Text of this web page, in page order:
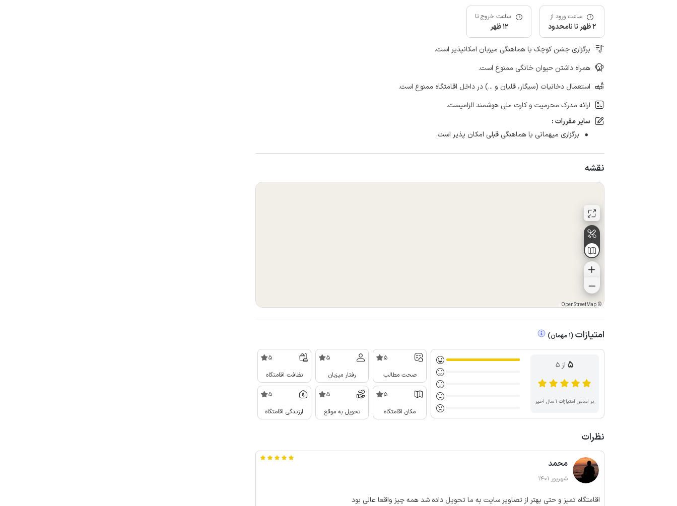
ساعت ورود از
2 ظهر تا نامحدود
ساعت خروج تا
12 ظهر
برگزاری جشن کوچک با هماهنگی میزبان امکانپذیر است.
همراه داشتن حیوان خانگی ممنوع است.
استعمال دخانیات (سیگار، قلیان و ...) در داخل اقامتگاه ممنوع است.
ارائه مدرک محرمیت و کارت ملی هوشمند الزامیست.
سایر مقررات :
برگزاری میهمانی با هماهنگی قبلی امکان پذیر است.
نقشه
©
OpenStreetMap
امتیازات (
1 مهمان)
5 از ۵
بر اساس امتیازات ۱ سال اخیر
5
صحت مطالب
5
رفتار میزبان
5
نظافت اقامتگاه
5
مکان اقامتگاه
5
تحویل به موقع
5
ارزندگی اقامتگاه
نظرات
محمد
شهریور 1401
اقامتگاه تمیز و حتی بهتر از تصاویر سایت به ما تحویل داده شد همه چیز واقعا عالی بود